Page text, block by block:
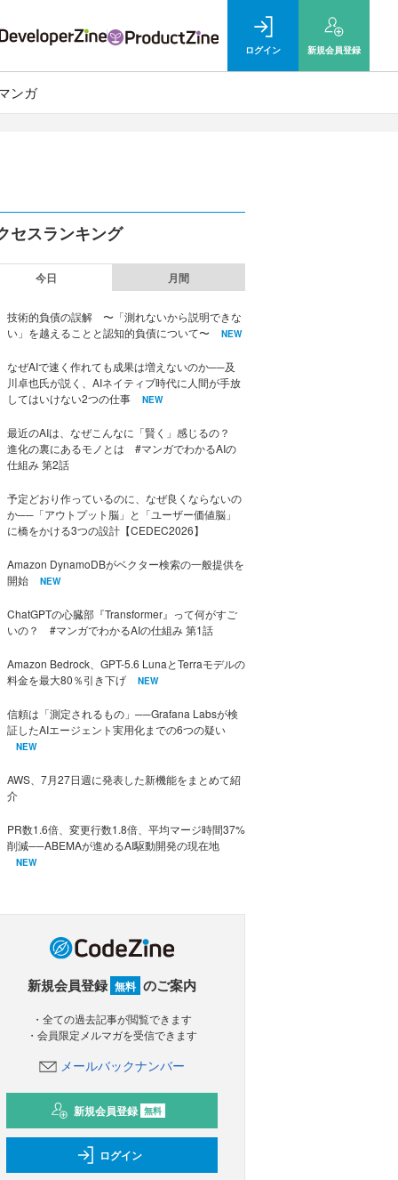
ログイン 新規会員登録
ンガ
セスランキング
今日 月間
技術的負債の誤解 〜「測れないから説明できな
い」を越えることと認知的負債について〜
NEW
なぜAIで速く作れても成果は増えないのか──及
川卓也氏が説く、AIネイティブ時代に人間が手放
してはいけない2つの仕事
NEW
最近のAIは、なぜこんなに「賢く」感じるの？
進化の裏にあるモノとは #マンガでわかるAIの
仕組み 第2話
予定どおり作っているのに、なぜ良くならないの
か──「アウトプット脳」と「ユーザー価値脳」
に橋をかける3つの設計【CEDEC2026】
Amazon DynamoDBがベクター検索の一般提供を
開始
NEW
ChatGPTの心臓部『Transformer』って何がすご
いの？ #マンガでわかるAIの仕組み 第1話
Amazon Bedrock、GPT-5.6 LunaとTerraモデルの
料金を最大80％引き下げ
NEW
信頼は「測定されるもの」──Grafana Labsが検
証したAIエージェント実用化までの6つの疑い
NEW
AWS、7月27日週に発表した新機能をまとめて紹
介
PR数1.6倍、変更行数1.8倍、平均マージ時間37%
削減──ABEMAが進めるAI駆動開発の現在地
NEW
新規会員登録 無料 のご案内
・全ての過去記事が閲覧できます
・会員限定メルマガを受信できます
メールバックナンバー
新規会員登録 無料
ログイン